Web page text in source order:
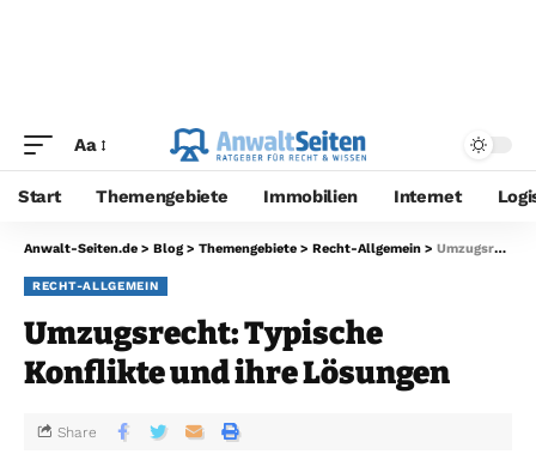
Aa
Start Themengebiete Immobilien Internet
Anwalt-Seiten.de > Blog > Themengebiete > Recht-Allgemein > Umzugsrecht: Typische Konflikte und ihre Lösungen
RECHT-ALLGEMEIN
Umzugsrecht: Typische
Konflikte und ihre Lösungen
Share